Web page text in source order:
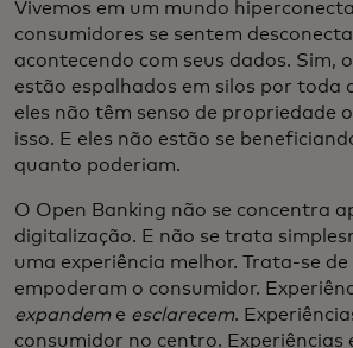
Vivemos em um mundo
consumidores se sentem
acontecendo com seus dados. Sim,
estão espalhados em silos por toda
eles não têm senso de propriedade
isso. E eles não estão se
quanto poderiam.
O Open Banking não se concentra
digitalização. E não se trata
uma experiência melhor. Trata-se de
empoderam o consumidor.
expandeme esclarecem.
consumidor no centro. Experiências